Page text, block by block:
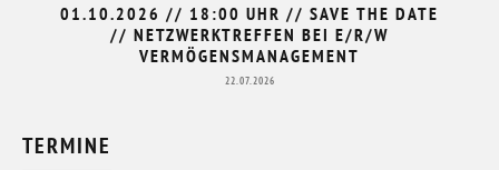
01.10.2026 // 18:00 UHR // SAVE THE DATE
// NETZWERKTREFFEN BEI E/R/W
VERMÖGENSMANAGEMENT
22.07.2026
TERMINE